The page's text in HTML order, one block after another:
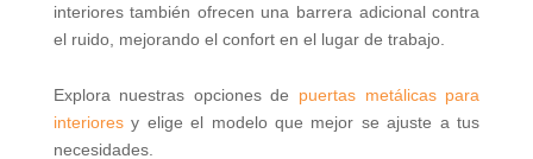
interiores también ofrecen una barrera adicional contra
el ruido, mejorando el confort en el lugar de trabajo.
Explora nuestras opciones de puertas metálicas para
interioresy elige el modelo que mejor se ajuste a tus
necesidades.